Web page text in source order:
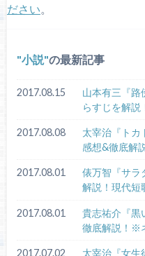
ださい。
小説 の最新記事
2017.08.15
山本有三『路
らすじを解説
2017.08.08
太宰治『トカ
感想&徹底解
2017.08.01
俵万智『サラ
解説！現代短
2017.08.01
貴志祐介『黒
徹底解説！※
2017.07.02
太宰治『女生